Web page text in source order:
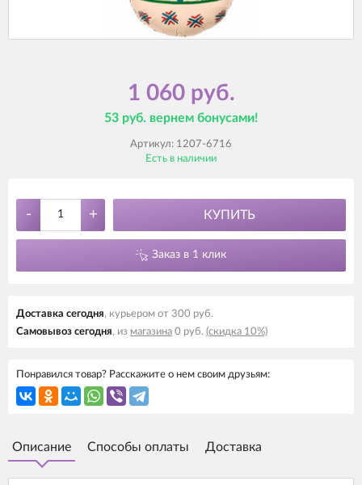
1 060 руб.
53 руб. вернем бонусами!
Артикул: 1207-6716
Есть в наличии
- + КУПИТЬ
Заказ в 1 клик
Доставка cегодня, курьером от 300 руб.
Самовывоз cегодня, из магазина 0 руб. (скидка 10%)
Понравился товар? Расскажите о нем своим друзьям:
Описание Способы оплаты Доставка